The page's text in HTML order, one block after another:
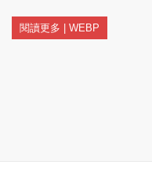
閱讀更多 | WEBP